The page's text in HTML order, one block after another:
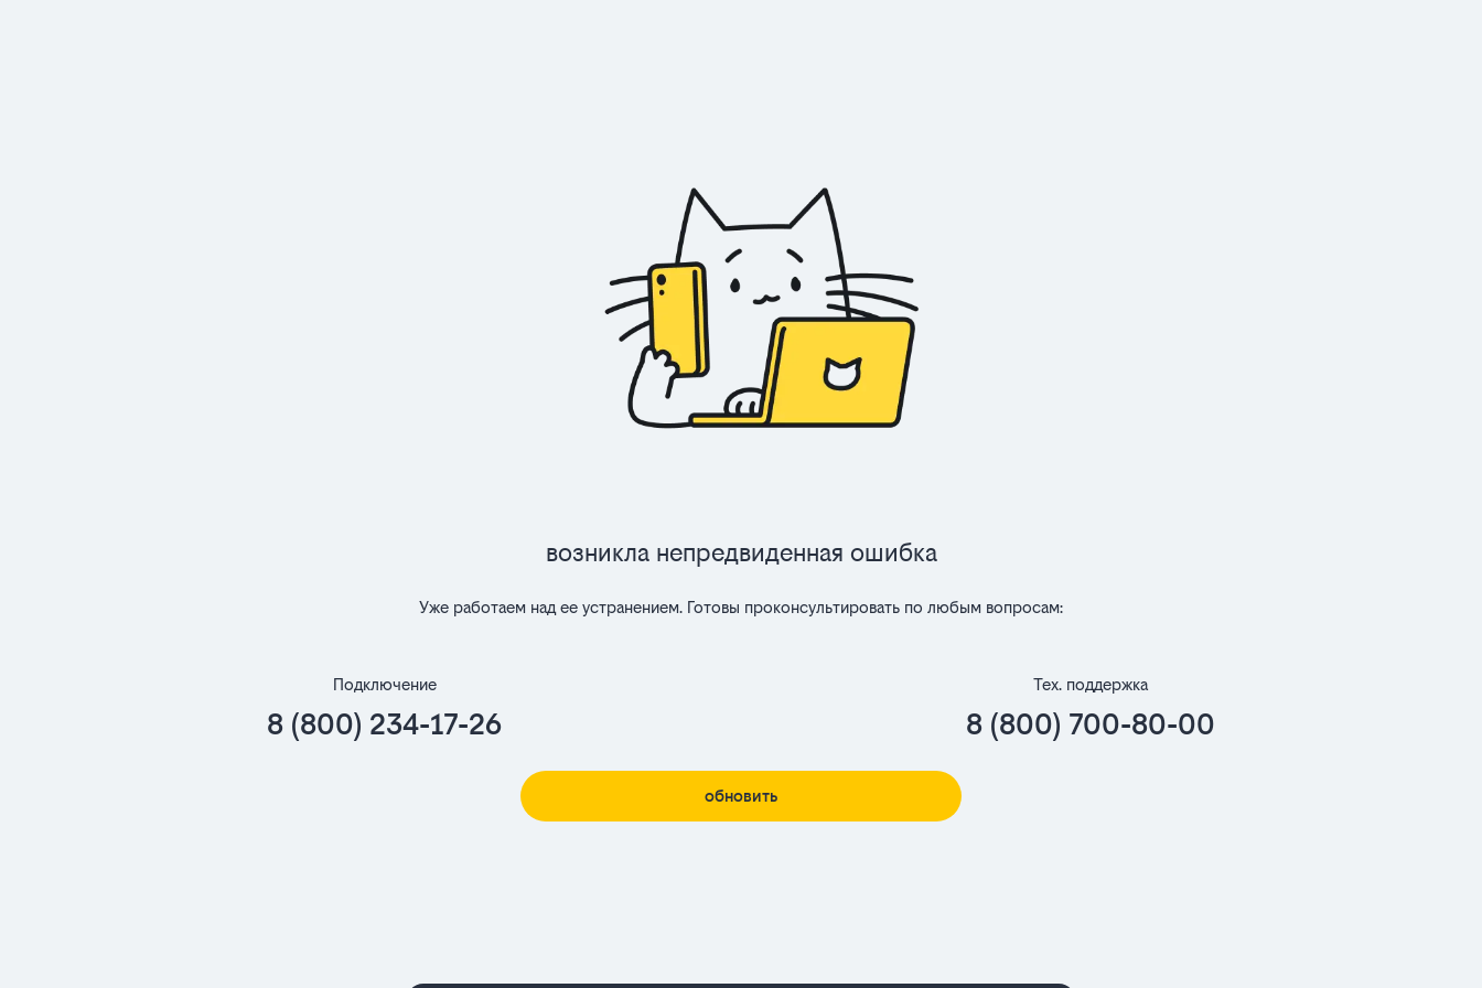
Возникла непредвиденная ошибка
Уже работаем над ее устранением. Готовы проконсультировать по любым вопросам:
Подключение
8 (800) 234-17-26
Тех. поддержка
8 (800) 700-80-00
обновить